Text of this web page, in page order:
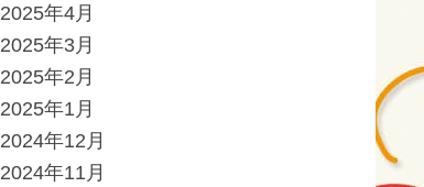
2025年4月
2025年3月
2025年2月
2025年1月
2024年12月
2024年11月